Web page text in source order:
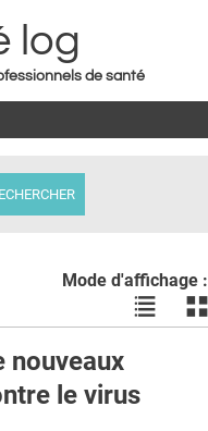
log
de santé
Mode d'affichage :
Voir
les
liste
les
nouveaux
le virus